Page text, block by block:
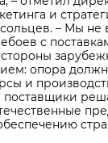
и
– Мы не
с
опора
и